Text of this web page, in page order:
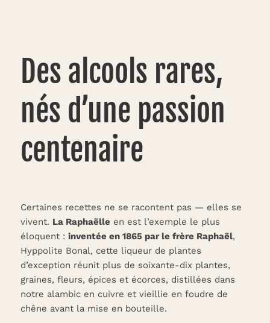
Des alcools rares,
nés d’une passion
centenaire
Certaines recettes ne se racontent pas — elles se
vivent. La Raphaëlle en est l’exemple le plus
éloquent :inventée en 1865 par le frère Raphaël,
Hyppolite Bonal, cette liqueur de plantes
d’exception réunit plus de soixante-dix plantes,
graines, fleurs, épices et écorces, distillées dans
notre alambic en cuivre et vieillie en foudre de
chêne avant la mise en bouteille.